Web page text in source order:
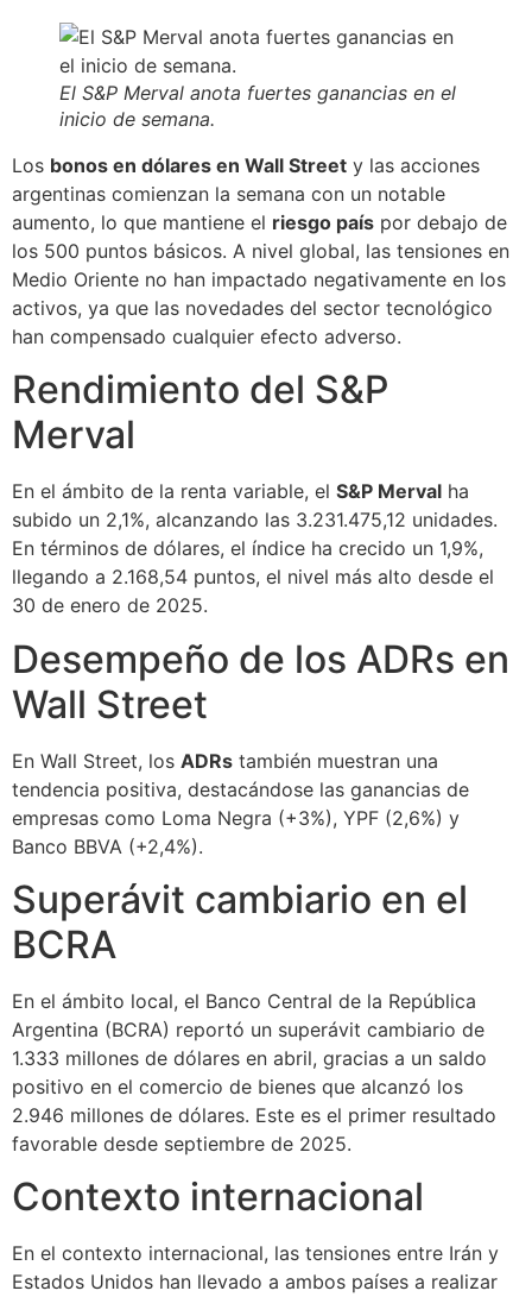
El S&P Merval anota fuertes ganancias en el
inicio de semana.
Los bonos en dólares en Wall Street y las acciones
argentinas comienzan la semana con un notable
aumento, lo que mantiene el riesgo país por debajo de
los 500 puntos básicos. A nivel global, las tensiones en
Medio Oriente no han impactado negativamente en los
activos, ya que las novedades del sector tecnológico
han compensado cualquier efecto adverso.
Rendimiento del S&P
Merval
En el ámbito de la renta variable, el S&P Merval ha
subido un 2,1%, alcanzando las 3.231.475,12 unidades.
En términos de dólares, el índice ha crecido un 1,9%,
llegando a 2.168,54 puntos, el nivel más alto desde el
30 de enero de 2025.
Desempeño de los ADRs en
Wall Street
En Wall Street, los ADRs también muestran una
tendencia positiva, destacándose las ganancias de
empresas como Loma Negra (+3%), YPF (2,6%) y
Banco BBVA (+2,4%).
Superávit cambiario en el
BCRA
En el ámbito local, el Banco Central de la República
Argentina (BCRA) reportó un superávit cambiario de
1.333 millones de dólares en abril, gracias a un saldo
positivo en el comercio de bienes que alcanzó los
2.946 millones de dólares. Este es el primer resultado
favorable desde septiembre de 2025.
Contexto internacional
En el contexto internacional, las tensiones entre Irán y
Estados Unidos han llevado a ambos países a realizar